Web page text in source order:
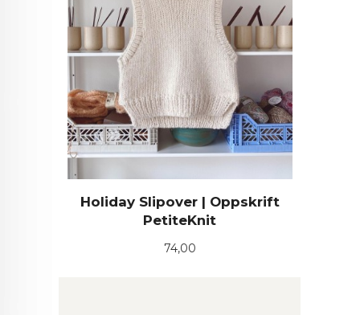
Holiday Slipover | Oppskrift
PetiteKnit
Pris
74,00